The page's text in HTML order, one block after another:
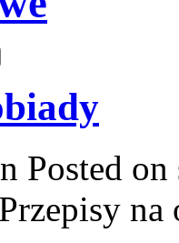
Posted
Przepisy na